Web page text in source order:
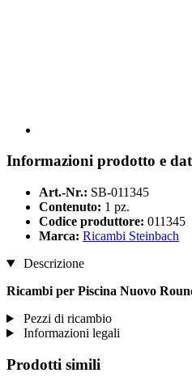
Informazioni prodotto e
Art.-Nr.: SB-011345
Contenuto: 1 pz.
Codice produttore: 011345
Marca: Ricambi Steinbach
Descrizione
Ricambi per Piscina Nuovo
Pezzi di ricambio
Informazioni legali
Prodotti simili